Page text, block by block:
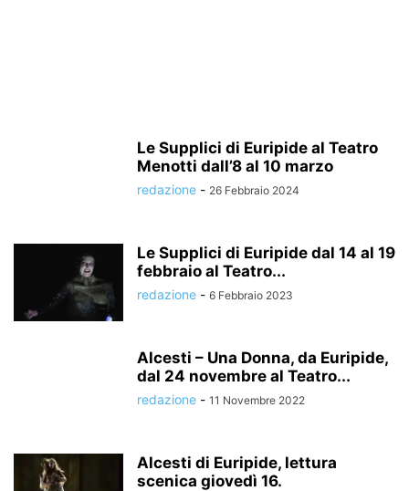
Le Supplici di Euripide al Teatro
Menotti dall’8 al 10 marzo
redazione - 26 Febbraio 2024
Le Supplici di Euripide dal 14 al 19
febbraio al Teatro...
redazione - 6 Febbraio 2023
Alcesti – Una Donna, da Euripide,
dal 24 novembre al Teatro...
redazione - 11 Novembre 2022
Alcesti di Euripide, lettura
scenica giovedì 16.